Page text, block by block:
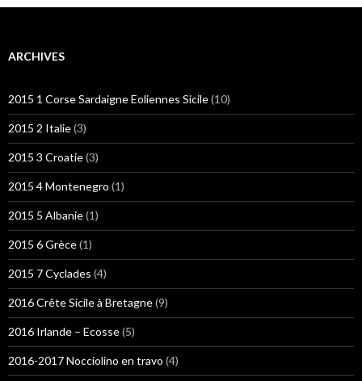
ARCHIVES
2015 1 Corse Sardaigne Eoliennes Sicile(10)
2015 2 Italie(3)
2015 3 Croatie(3)
2015 4 Montenegro (1)
2015 5 Albanie(1)
2015 6 Grèce(1)
2015 7 Cyclades (4)
2016 Crête Sicile à Bretagne(9)
2016 Irlande – Ecosse(5)
2016-2017 Nocciolino en travo (4)